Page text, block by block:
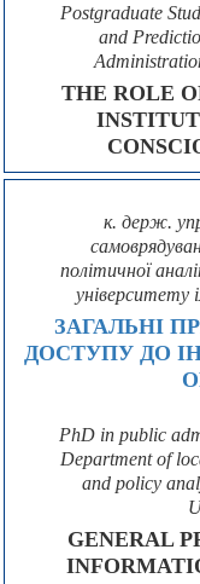
Postgraduate
and
THE ROLE
к. держ.
політичної
університету
ЗАГАЛЬНІ
ДОСТУПУ ДО
PhD in public
Department of
and policy
GENERAL